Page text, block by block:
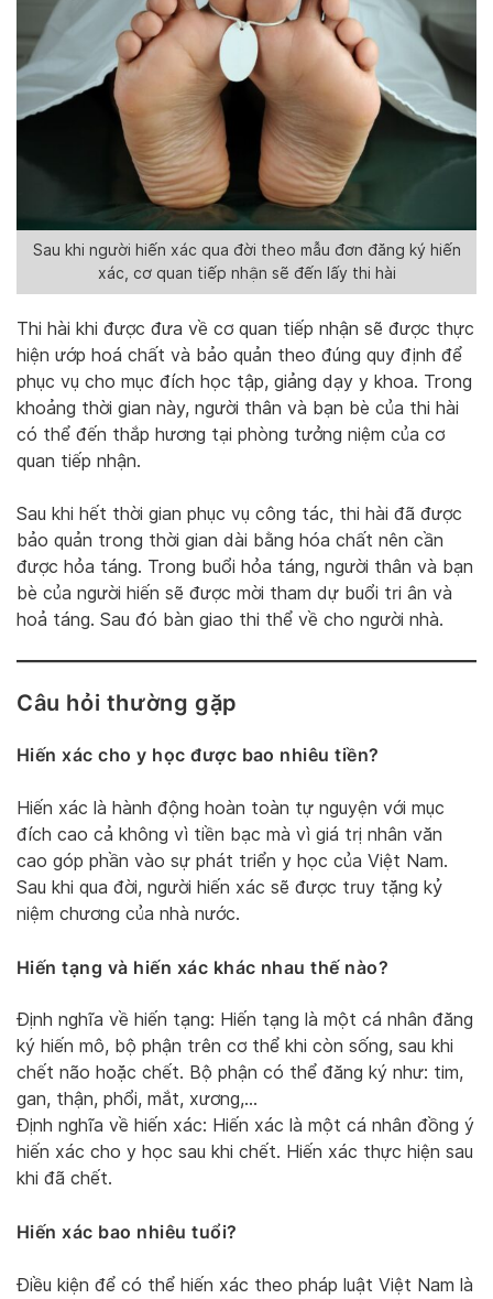
Sau khi người hiến xác qua đời theo mẫu đơn đăng ký hiến
xác, cơ quan tiếp nhận sẽ đến lấy thi hài
Thi hài khi được đưa về cơ quan tiếp nhận sẽ được thực
hiện ướp hoá chất và bảo quản theo đúng quy định để
phục vụ cho mục đích học tập, giảng dạy y khoa. Trong
khoảng thời gian này, người thân và bạn bè của thi hài
có thể đến thắp hương tại phòng tưởng niệm của cơ
quan tiếp nhận.
Sau khi hết thời gian phục vụ công tác, thi hài đã được
bảo quản trong thời gian dài bằng hóa chất nên cần
được hỏa táng. Trong buổi hỏa táng, người thân và bạn
bè của người hiến sẽ được mời tham dự buổi tri ân và
hoả táng. Sau đó bàn giao thi thể về cho người nhà.
Câu hỏi thường gặp
Hiến xác cho y học được bao nhiêu tiền?
Hiến xác là hành động hoàn toàn tự nguyện với mục
đích cao cả không vì tiền bạc mà vì giá trị nhân văn
cao góp phần vào sự phát triển y học của Việt Nam.
Sau khi qua đời, người hiến xác sẽ được truy tặng kỷ
niệm chương của nhà nước.
Hiến tạng và hiến xác khác nhau thế nào?
Định nghĩa về hiến tạng: Hiến tạng là một cá nhân đăng
ký hiến mô, bộ phận trên cơ thể khi còn sống, sau khi
chết não hoặc chết. Bộ phận có thể đăng ký như: tim,
gan, thận, phổi, mắt, xương,…
Định nghĩa về hiến xác: Hiến xác là một cá nhân đồng ý
hiến xác cho y học sau khi chết. Hiến xác thực hiện sau
khi đã chết.
Hiến xác bao nhiêu tuổi?
Điều kiện để có thể hiến xác theo pháp luật Việt Nam là